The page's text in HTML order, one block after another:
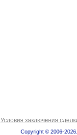
Условия заключения
Copyright © 2006-